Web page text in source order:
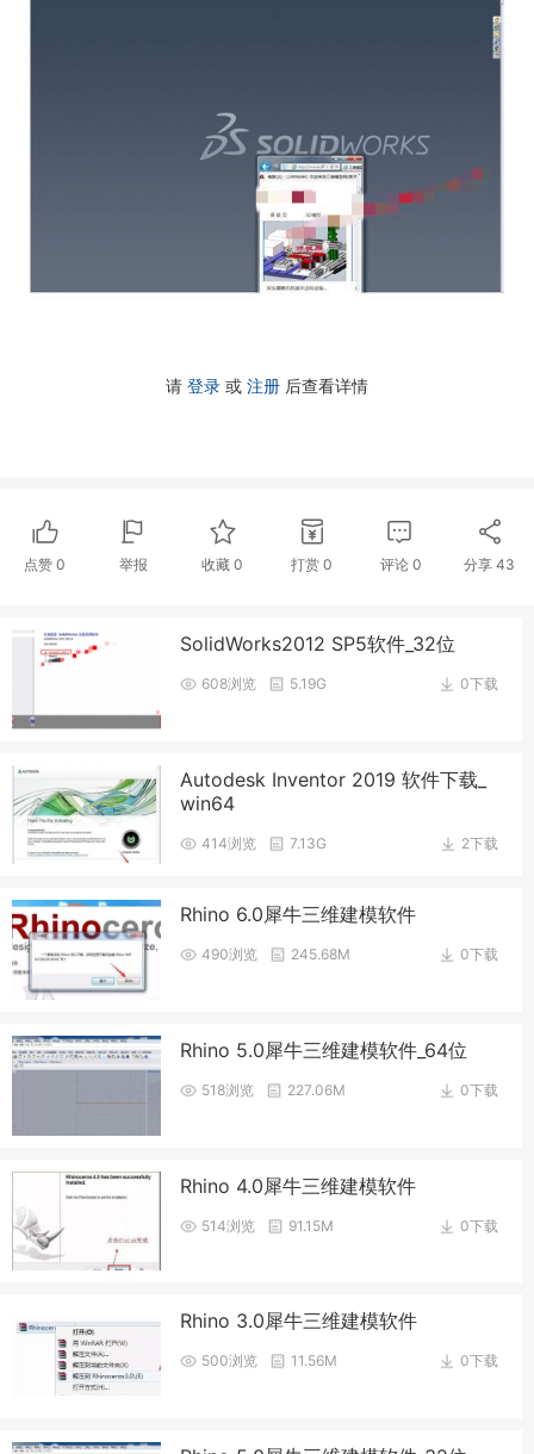
请 登录 或 注册 后查看详情
点赞 0 举报 收藏0 打赏 0 评论 0 分享43
SolidWorks2012 SP5软件_32位
0下载
608浏览 5.19G
Autodesk Inventor 2019 软件下载_
win64
2下载
414浏览 7.13G
Rhino 6.0犀牛三维建模软件
0下载
490浏览 245.68M
Rhino 5.0犀牛三维建模软件_64位
0下载
518浏览 227.06M
Rhino 4.0犀牛三维建模软件
0下载
514浏览 91.15M
Rhino 3.0犀牛三维建模软件
0下载
500浏览 11.56M